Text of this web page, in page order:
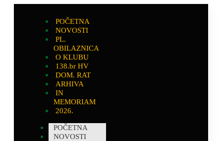
POČETNA
NOVOSTI
PL.
OBILAZNICA
O KLUBU
138.br HV
DOM. RAT
ARHIVA
IN
MEMORIAM
2026.
POČETNA
NOVOSTI